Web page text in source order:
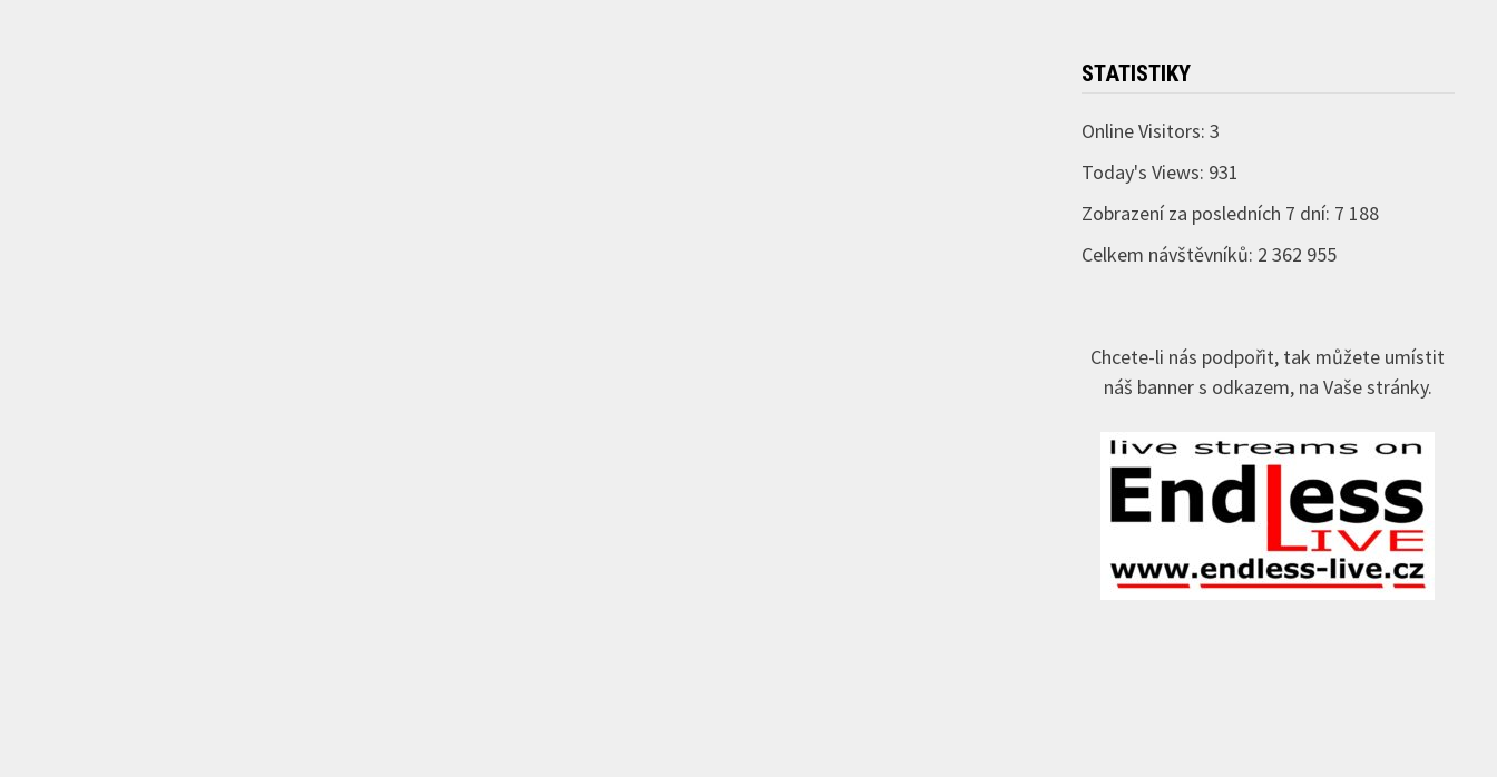
STATISTIKY
Online Visitors: 3
Today's Views: 931
Zobrazení za posledních 7 dní: 7 188
Celkem návštěvníků: 2 362 955
Chcete-li nás podpořit, tak můžete umístit
náš banner s odkazem, na Vaše stránky.